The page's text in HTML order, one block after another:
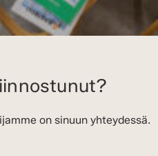
on sinuun yhteydessä.